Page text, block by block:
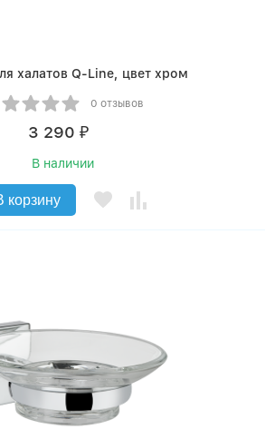
халатов Q-Line, цвет хром
0 отзывов
3 290 ₽
В наличии
корзину